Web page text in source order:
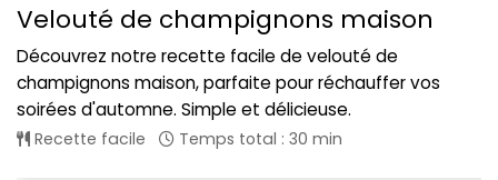
Velouté de champignons maison
Découvrez notre recette facile de velouté de
champignons maison, parfaite pour réchauffer vos
soirées d'automne. Simple et délicieuse.
Recette facile Temps total : 30 min